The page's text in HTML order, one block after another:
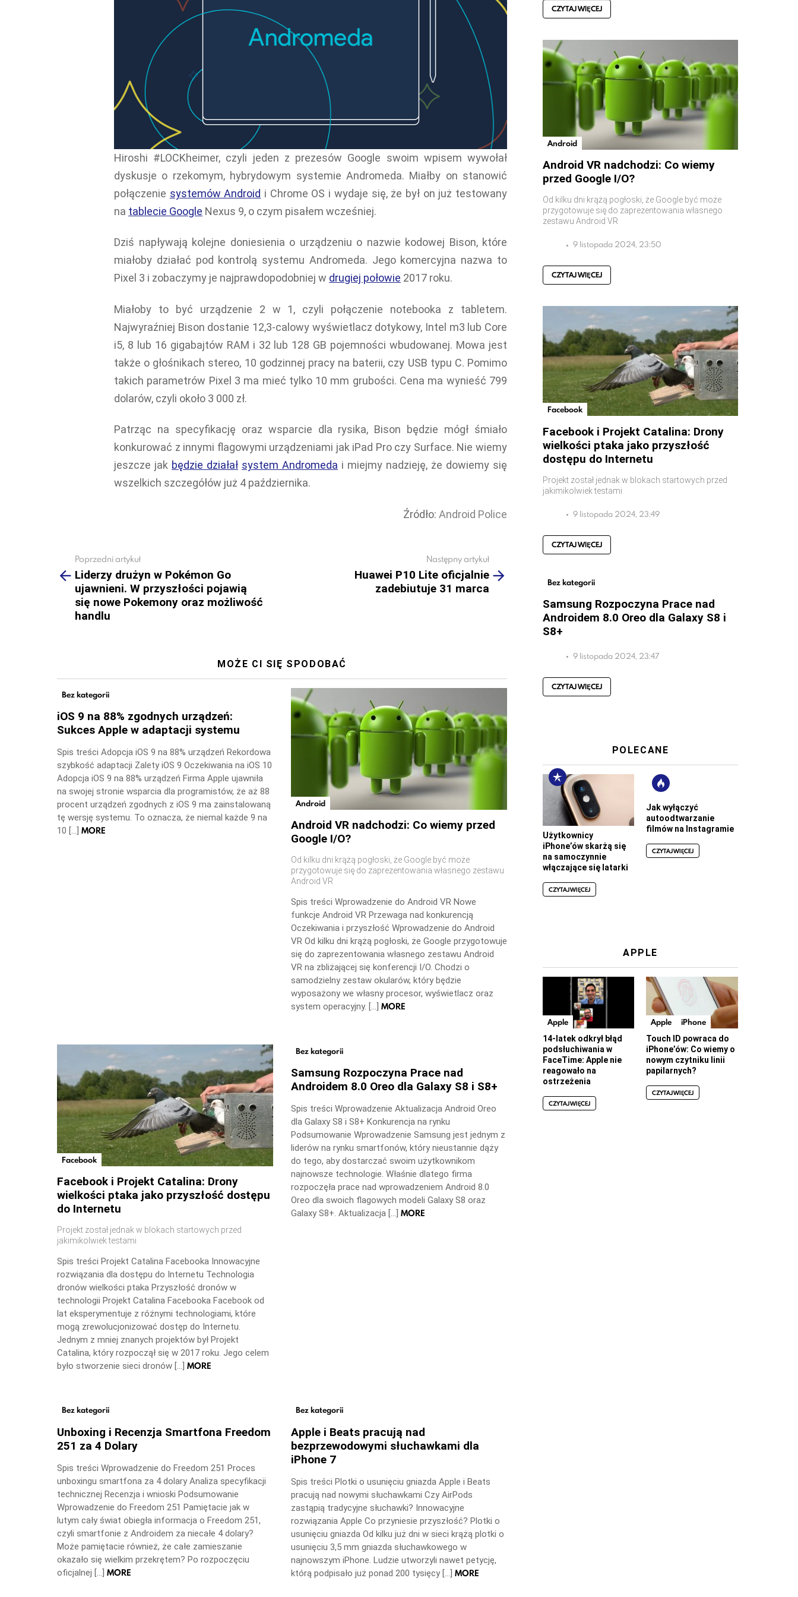
Hiroshi #LOCKheimer, czyli jeden z prezesów Google swoim wpisem wywołał
dyskusje o rzekomym, hybrydowym systemie Andromeda. Miałby on stanowić
połączenie systemów Android i Chrome OS i wydaje się, że był on już testowany
na tablecie Google Nexus 9, o czym pisałem wcześniej.
Dziś napływają kolejne doniesienia o urządzeniu o nazwie kodowej Bison, które
miałoby działać pod kontrolą systemu Andromeda. Jego komercyjna nazwa to
Pixel 3 i zobaczymy je najprawdopodobniej w drugiej połowie 2017 roku.
Miałoby to być urządzenie 2 w 1, czyli połączenie notebooka z tabletem.
Najwyraźniej Bison dostanie 12,3-calowy wyświetlacz dotykowy, Intel m3 lub Core
i5, 8 lub 16 gigabajtów RAM i 32 lub 128 GB pojemności wbudowanej. Mowa jest
także o głośnikach stereo, 10 godzinnej pracy na baterii, czy USB typu C. Pomimo
takich parametrów Pixel 3 ma mieć tylko 10 mm grubości. Cena ma wynieść 799
dolarów, czyli około 3 000 zł.
Patrząc na specyfikację oraz wsparcie dla rysika, Bison będzie mógł śmiało
konkurować z innymi flagowymi urządzeniami jak iPad Pro czy Surface. Nie wiemy
jeszcze jak będzie działał system Andromeda i miejmy nadzieję, że dowiemy się
wszelkich szczegółów już 4 października.
Źródło: Android Police
more
Poprzedni artykuł
Liderzy drużyn w Pokémon Go
ujawnieni. W przyszłości pojawią
się nowe Pokemony oraz możliwość
handlu
Następny artykuł
Huawei P10 Lite oficjalnie
zadebiutuje 31 marca
MOŻE CI SIĘ SPODOBAĆ
Bez kategorii
iOS 9 na 88% zgodnych urządzeń:
Sukces Apple w adaptacji systemu
Spis treści Adopcja iOS 9 na 88% urządzeń Rekordowa
szybkość adaptacji Zalety iOS 9 Oczekiwania na iOS 10
Adopcja iOS 9 na 88% urządzeń Firma Apple ujawniła
na swojej stronie wsparcia dla programistów, że aż 88
procent urządzeń zgodnych z iOS 9 ma zainstalowaną
tę wersję systemu. To oznacza, że niemal każde 9 na
10 […] MORE
Android
Android VR nadchodzi: Co wiemy przed
Google I/O?
Od kilku dni krążą pogłoski, że Google być może
przygotowuje się do zaprezentowania własnego zestawu
Android VR
Spis treści Wprowadzenie do Android VR Nowe
funkcje Android VR Przewaga nad konkurencją
Oczekiwania i przyszłość Wprowadzenie do Android
VR Od kilku dni krążą pogłoski, że Google przygotowuje
się do zaprezentowania własnego zestawu Android
VR na zbliżającej się konferencji I/O. Chodzi o
samodzielny zestaw okularów, który będzie
wyposażony we własny procesor, wyświetlacz oraz
system operacyjny. […] MORE
Facebook
Facebook i Projekt Catalina: Drony
wielkości ptaka jako przyszłość dostępu
do Internetu
Projekt został jednak w blokach startowych przed
jakimikolwiek testami
Spis treści Projekt Catalina Facebooka Innowacyjne
rozwiązania dla dostępu do Internetu Technologia
dronów wielkości ptaka Przyszłość dronów w
technologii Projekt Catalina Facebooka Facebook od
lat eksperymentuje z różnymi technologiami, które
mogą zrewolucjonizować dostęp do Internetu.
Jednym z mniej znanych projektów był Projekt
Catalina, który rozpoczął się w 2017 roku. Jego celem
było stworzenie sieci dronów […] MORE
Bez kategorii
Samsung Rozpoczyna Prace nad
Androidem 8.0 Oreo dla Galaxy S8 i S8+
Spis treści Wprowadzenie Aktualizacja Android Oreo
dla Galaxy S8 i S8+ Konkurencja na rynku
Podsumowanie Wprowadzenie Samsung jest jednym z
liderów na rynku smartfonów, który nieustannie dąży
do tego, aby dostarczać swoim użytkownikom
najnowsze technologie. Właśnie dlatego firma
rozpoczęła prace nad wprowadzeniem Android 8.0
Oreo dla swoich flagowych modeli Galaxy S8 oraz
Galaxy S8+. Aktualizacja […] MORE
Bez kategorii
Unboxing i Recenzja Smartfona Freedom
251 za 4 Dolary
Spis treści Wprowadzenie do Freedom 251 Proces
unboxingu smartfona za 4 dolary Analiza specyfikacji
technicznej Recenzja i wnioski Podsumowanie
Wprowadzenie do Freedom 251 Pamiętacie jak w
lutym cały świat obiegła informacja o Freedom 251,
czyli smartfonie z Androidem za niecałe 4 dolary?
Może pamiętacie również, że całe zamieszanie
okazało się wielkim przekrętem? Po rozpoczęciu
oficjalnej […] MORE
Bez kategorii
Apple i Beats pracują nad
bezprzewodowymi słuchawkami dla
iPhone 7
Spis treści Plotki o usunięciu gniazda Apple i Beats
pracują nad nowymi słuchawkami Czy AirPods
zastąpią tradycyjne słuchawki? Innowacyjne
rozwiązania Apple Co przyniesie przyszłość? Plotki o
usunięciu gniazda Od kilku już dni w sieci krążą plotki o
usunięciu 3,5 mm gniazda słuchawkowego w
najnowszym iPhone. Ludzie utworzyli nawet petycję,
którą podpisało już ponad 200 tysięcy […] MORE
CZYTAJ WIĘCEJ
Android
Android VR nadchodzi: Co wiemy
przed Google I/O?
Od kilku dni krążą pogłoski, że Google być może
przygotowuje się do zaprezentowania własnego
zestawu Android VR
9 listopada 2024, 23:50
CZYTAJ WIĘCEJ
Facebook
Facebook i Projekt Catalina: Drony
wielkości ptaka jako przyszłość
dostępu do Internetu
Projekt został jednak w blokach startowych przed
jakimikolwiek testami
9 listopada 2024, 23:49
CZYTAJ WIĘCEJ
Bez kategorii
Samsung Rozpoczyna Prace nad
Androidem 8.0 Oreo dla Galaxy S8 i
S8+
9 listopada 2024, 23:47
CZYTAJ WIĘCEJ
POLECANE
Użytkownicy
iPhone’ów skarżą się
na samoczynnie
włączające się latarki
CZYTAJ WIĘCEJ
Jak wyłączyć
autoodtwarzanie
filmów na Instagramie
CZYTAJ WIĘCEJ
APPLE
Apple
14-latek odkrył błąd
podsłuchiwania w
FaceTime: Apple nie
reagowało na
ostrzeżenia
CZYTAJ WIĘCEJ
Apple iPhone
Touch ID powraca do
iPhone’ów: Co wiemy o
nowym czytniku linii
papilarnych?
CZYTAJ WIĘCEJ